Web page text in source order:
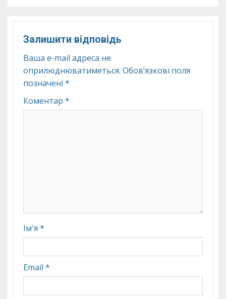
Залишити відповідь
Ваша e-mail адреса не
оприлюднюватиметься. Обов’язкові поля
позначені *
Коментар *
Ім'я *
Email *